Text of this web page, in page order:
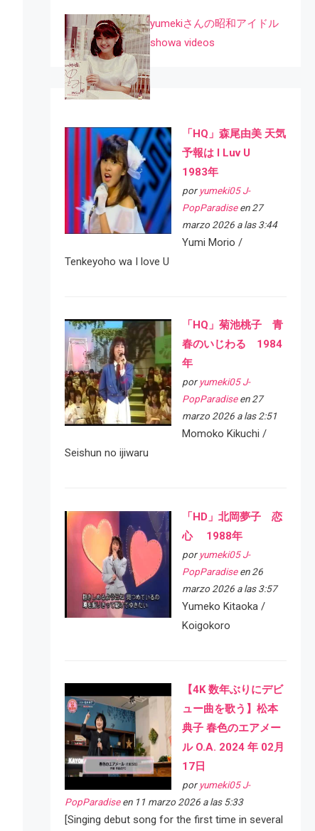
yumekiさんの昭和アイドル
showa videos
「HQ」森尾由美 天気
予報は I Luv U
1983年
por yumeki05 J-
PopParadiseen 27
marzo 2026 a las 3:44
Yumi Morio /
Tenkeyoho wa I love U
「HQ」菊池桃子 青
春のいじわる 1984
年
por yumeki05 J-
PopParadiseen 27
marzo 2026 a las 2:51
Momoko Kikuchi /
Seishun no ijiwaru
「HD」北岡夢子 恋
心 1988年
por yumeki05 J-
PopParadiseen 26
marzo 2026 a las 3:57
Yumeko Kitaoka /
Koigokoro
【4K 数年ぶりにデビ
ュー曲を歌う】松本
典子 春色のエアメー
ル O.A. 2024 年 02月
17日
por yumeki05 J-
PopParadiseen 11 marzo 2026 a las 5:33
[Singing debut song for the first time in several